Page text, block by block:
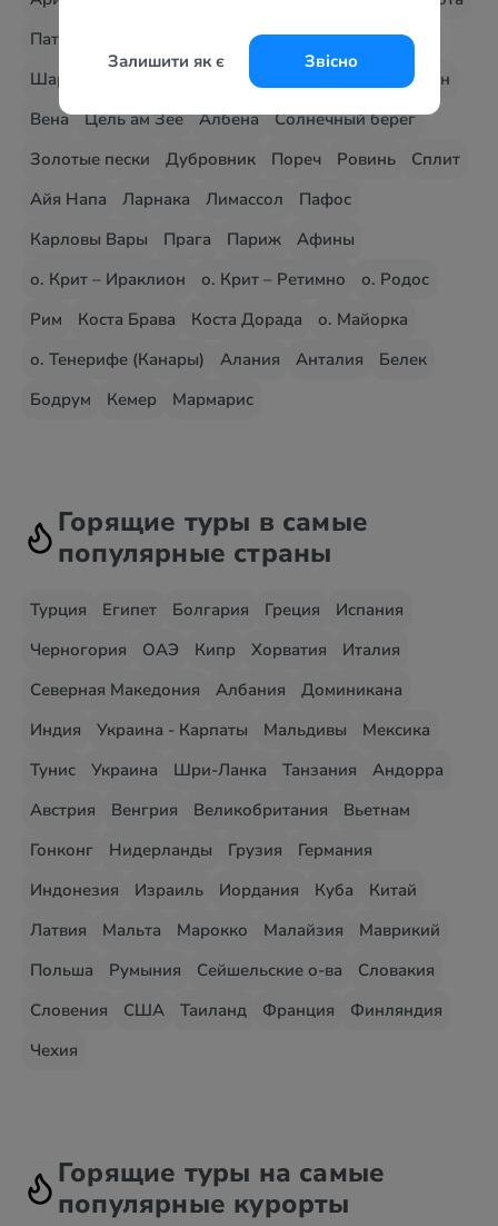
Залишити як є Звісно
Паттайя
о. Самуи Дубай
Фуджейра
Шарджа
Эскальдес - Энгордани
Капрун
Вена
Цель ам Зее Албена
Солнечный берег
Золотые пески
Дубровник Пореч Ровинь
Сплит
Айя Напа
Ларнака Лимассол
Пафос
Карловы Вары
Прага Париж
Афины
о. Крит – Ираклион
о. Крит – Ретимно
о. Родос
Рим
Коста Брава Коста Дорада
о. Майорка
о. Тенерифе (Канары)
Алания Анталия
Белек
Бодрум
Кемер Мармарис
Горящие туры в самые
популярные страны
Турция Египет Болгария Греция
Испания
Черногория
ОАЭ Кипр Хорватия
Италия
Северная Македония
Албания
Доминикана
Индия
Украина - Карпаты Мальдивы
Мексика
Тунис
Украина Шри-Ланка Танзания
Андорра
Австрия
Венгрия Великобритания
Вьетнам
Гонконг
Нидерланды Грузия
Германия
Индонезия
Израиль Иордания Куба
Китай
Латвия
Мальта Марокко Малайзия
Маврикий
Польша
Румыния Сейшельские о-ва
Словакия
Словения
США Таиланд Франция
Финляндия
Чехия
Горящие туры на самые
популярные курорты